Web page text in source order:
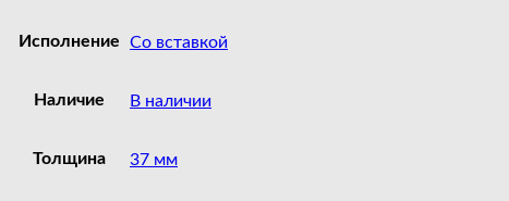
Исполнение Со вставкой
Наличие В наличии
Толщина 37 мм